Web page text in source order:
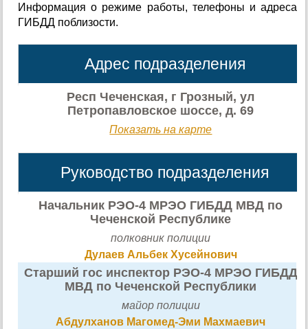
Информация о режиме работы, телефоны и адреса
ГИБДД поблизости.
Адрес подразделения
Респ Чеченская, г Грозный, ул
Петропавловское шоссе, д. 69
Показать на карте
Руководство подразделения
Начальник РЭО-4 МРЭО ГИБДД МВД по
Чеченской Республике
полковник полиции
Дулаев Альбек Хусейнович
Старший гос инспектор РЭО-4 МРЭО ГИБДД
МВД по Чеченской Республики
майор полиции
Абдулханов Магомед-Эми Махмаевич